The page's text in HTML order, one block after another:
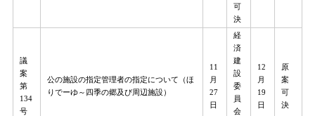
可
決
議
案
第
134
号
公の施設の指定管理者の指定について（ほ
りでーゆ～四季の郷及び周辺施設）
11
月
27
日
経
済
建
設
委
員
会
12
月
19
日
原
案
可
決